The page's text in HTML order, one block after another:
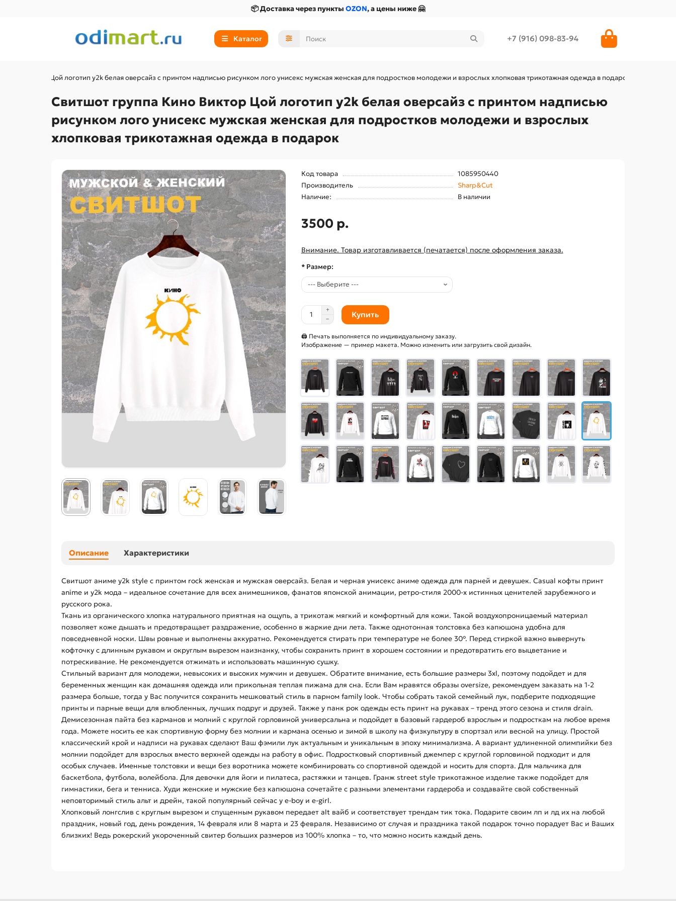
📦 Доставка через пункты OZON, а цены ниже 🤗
Каталог +7 (916) 098-83-94
Кино Виктор Цой логотип y2k белая оверсайз с принтом надписью рисунком лого унисекс мужская женская для подростков молодежи и взрослых хлопковая трикотажная одежда в подарок
Свитшот группа Кино Виктор Цой логотип y2k белая оверсайз с принтом надписью
рисунком лого унисекс мужская женская для подростков молодежи и взрослых
хлопковая трикотажная одежда в подарок
Код товара
1085950440
Производитель
Sharp&Cut
Наличие:
В наличии
3500 р.
Внимание. Товар изготавливается (печатается) после оформления заказа.
* Размер:
Купить
🖨 Печать выполняется по индивидуальному заказу.
Изображение — пример макета. Можно изменить или загрузить свой дизайн.
Описание Характеристики
Свитшот аниме y2k style с принтом rock женская и мужская оверсайз. Белая и черная унисекс аниме одежда для парней и девушек. Casual кофты принт
anime и y2k мода – идеальное сочетание для всех анимешников, фанатов японской анимации, ретро-стиля 2000-х истинных ценителей зарубежного и
русского рока.
Ткань из органического хлопка натурального приятная на ощупь, а трикотаж мягкий и комфортный для кожи. Такой воздухопроницаемый материал
позволяет коже дышать и предотвращает раздражение, особенно в жаркие дни лета. Также однотонная толстовка без капюшона удобна для
повседневной носки. Швы ровные и выполнены аккуратно. Рекомендуется стирать при температуре не более 30°. Перед стиркой важно вывернуть
кофточку с длинным рукавом и округлым вырезом наизнанку, чтобы сохранить принт в хорошем состоянии и предотвратить его выцветание и
потрескивание. Не рекомендуется отжимать и использовать машинную сушку.
Стильный вариант для молодежи, невысоких и высоких мужчин и девушек. Обратите внимание, есть большие размеры 3xl, поэтому подойдет и для
беременных женщин как домашняя одежда или прикольная теплая пижама для сна. Если Вам нравятся образы oversize, рекомендуем заказать на 1-2
размера больше, тогда у Вас получится сохранить мешковатый стиль в парном family look. Чтобы собрать такой семейный лук, подберите подходящие
принты и парные вещи для влюбленных, лучших подруг и друзей. Также у панк рок одежды есть принт на рукавах – тренд этого сезона и стиля drain.
Демисезонная пайта без карманов и молний с круглой горловиной универсальна и подойдет в базовый гардероб взрослым и подросткам на любое время
года. Можете носить ее как спортивную форму без молнии и кармана осенью и зимой в школу на физкультуру в спортзал или весной на улицу. Простой
классический крой и надписи на рукавах сделают Ваш фэмили лук актуальным и уникальным в эпоху минимализма. А вариант удлиненной олимпийки без
молнии подойдет для взрослых вместо верхней одежды на работу в офис. Подростковый спортивный джемпер с круглой горловиной подходит и для
особых случаев. Именные толстовки и вещи без воротника можете комбинировать со спортивной одеждой и носить для спорта. Для мальчика для
баскетбола, футбола, волейбола. Для девочки для йоги и пилатеса, растяжки и танцев. Гранж street style трикотажное изделие также подойдет для
гимнастики, бега и тенниса. Худи женские и мужские без капюшона сочетайте с разными элементами гардероба и создавайте свой собственный
неповторимый стиль альт и дрейн, такой популярный сейчас у e-boy и e-girl.
Хлопковый лонгслив с круглым вырезом и спущенным рукавом передает alt вайб и соответствует трендам тик тока. Подарите своим лп и лд их на любой
праздник, новый год, день рождения, 14 февраля или 8 марта и 23 февраля. Независимо от случая и праздника такой подарок точно порадует Вас и Ваших
близких! Ведь рокерский укороченный свитер больших размеров из 100% хлопка – то, что можно носить каждый день.